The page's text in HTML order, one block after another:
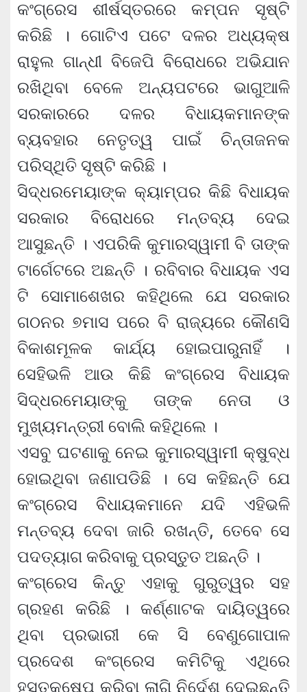
କଂଗ୍ରେସ ଶୀର୍ଷସ୍ତରରେ କମ୍ପନ ସୃଷ୍ଟି
କରିଛି । ଗୋଟିଏ ପଟେ ଦଳର ଅଧ୍ୟକ୍ଷ
ରାହୁଲ ଗାନ୍ଧୀ ବିଜେପି ବିରୋଧରେ ଅଭିଯାନ
ରଖିଥିବା ବେଳେ ଅନ୍ୟପଟରେ ଭାଗୁଆଳି
ସରକାରରେ ଦଳର ବିଧାୟକମାନଙ୍କ
ବ୍ୟବହାର ନେତୃତ୍ୱ ପାଇଁ ଚିନ୍ତାଜନକ
ପରିସ୍ଥିତି ସୃଷ୍ଟି କରିଛି ।
ସିଦ୍ଧରମେୟାଙ୍କ କ୍ୟାମ୍ପର କିଛି ବିଧାୟକ
ସରକାର ବିରୋଧରେ ମନ୍ତବ୍ୟ ଦେଇ
ଆସୁଛନ୍ତି । ଏପରିକି କୁମାରସ୍ୱାମୀ ବି ତାଙ୍କ
ଟାର୍ଗେଟରେ ଅଛନ୍ତି । ରବିବାର ବିଧାୟକ ଏସ
ଟି ସୋମାଶେଖର କହିଥିଲେ ଯେ ସରକାର
ଗଠନର ୭ମାସ ପରେ ବି ରାଜ୍ୟରେ କୌଣସି
ବିକାଶମୂଳକ କାର୍ଯ୍ୟ ହୋଇପାରୁନାହିଁ ।
ସେହିଭଳି ଆଉ କିଛି କଂଗ୍ରେସ ବିଧାୟକ
ସିଦ୍ଧରମେୟାଙ୍କୁ ତାଙ୍କ ନେତା ଓ
ମୁଖ୍ୟମନ୍ତ୍ରୀ ବୋଲି କହିଥିଲେ ।
ଏସବୁ ଘଟଣାକୁ ନେଇ କୁମାରସ୍ୱାମୀ କ୍ଷୁବ୍ଧ
ହୋଇଥିବା ଜଣାପଡିଛି । ସେ କହିଛନ୍ତି ଯେ
କଂଗ୍ରେସ ବିଧାୟକମାନେ ଯଦି ଏହିଭଳି
ମନ୍ତବ୍ୟ ଦେବା ଜାରି ରଖନ୍ତି, ତେବେ ସେ
ପଦତ୍ୟାଗ କରିବାକୁ ପ୍ରସ୍ତୁତ ଅଛନ୍ତି ।
କଂଗ୍ରେସ କିନ୍ତୁ ଏହାକୁ ଗୁରୁତ୍ୱର ସହ
ଗ୍ରହଣ କରିଛି । କର୍ଣ୍ଣାଟକ ଦାୟିତ୍ୱରେ
ଥିବା ପ୍ରଭାରୀ କେ ସି ବେଣୁଗୋପାଳ
ପ୍ରଦେଶ କଂଗ୍ରେସ କମିଟିକୁ ଏଥିରେ
ହସ୍ତକ୍ଷେପ କରିବା ଲାଗି ନିର୍ଦେଶ ଦେଇଛନ୍ତି